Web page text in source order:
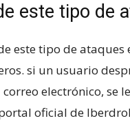
este tipo ‍de
este tipo ⁤de
si un usuario
⁢electrónico, se
oficial de